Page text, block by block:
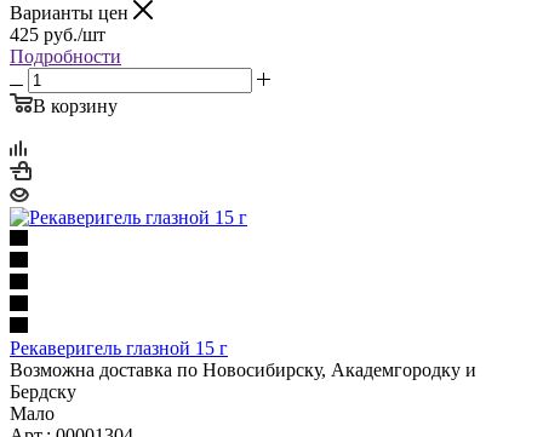
Варианты цен
425 руб./шт
Подробности
В корзину
Рекаверигель глазной 15 г
Возможна доставка по Новосибирску, Академгородку и
Бердску
Мало